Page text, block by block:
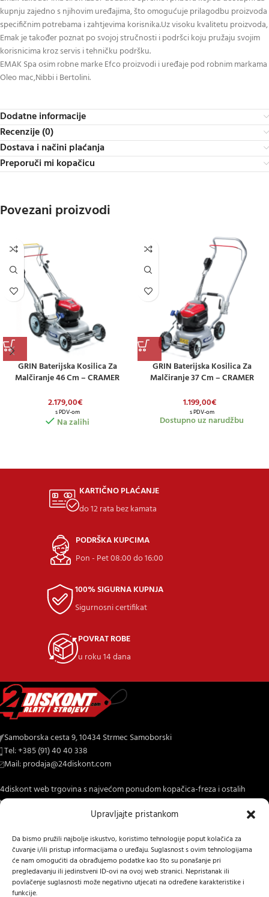
Upravljajte pristankom
Da bismo pružili najbolje iskustvo, koristimo tehnologije poput kolačića za
čuvanje i/ili pristup informacijama o uređaju. Suglasnost s ovim tehnologijama
će nam omogućiti da obrađujemo podatke kao što su ponašanje pri
pregledavanju ili jedinstveni ID-ovi na ovoj web stranici. Nepristanak ili
povlačenje suglasnosti može negativno utjecati na određene karakteristike i
funkcije.
kupnju zajedno s njihovim uređajima, što omogućuje prilagodbu proizvoda
specifičnim potrebama i zahtjevima korisnika.Uz visoku kvalitetu proizvoda,
Emak je također poznat po svojoj stručnosti i podršci koju pružaju svojim
korisnicima kroz servis i tehničku podršku.
EMAK Spa osim robne marke Efco proizvodi i uređaje pod robnim markama
Oleo mac,Nibbi i Bertolini.
Dodatne informacije
Recenzije (0)
Dostava i načini plaćanja
Preporuči mi kopačicu
Povezani proizvodi
GRIN Baterijska Kosilica Za
Malčiranje 46 Cm – CRAMER
2.179,00€
s PDV-om
Na zalihi
GRIN Baterijska Kosilica Za
Malčiranje 37 Cm – CRAMER
1.199,00€
s PDV-om
Dostupno uz narudžbu
KARTIČNO PLAĆANJE
do 12 rata bez kamata
PODRŠKA KUPCIMA
Pon - Pet 08:00 do 16:00
100% SIGURNA KUPNJA
Sigurnosni certifikat
POVRAT ROBE
u roku 14 dana
Samoborska cesta 9, 10434 Strmec Samoborski
Tel: +385 (91) 40 40 338
Mail: prodaja@24diskont.com
web trgovina s najvećom ponudom kopačica-freza i ostalih
za dom i vrt.
INFORMACIJE O KUPNJI
OSTALE INFORMACIJE